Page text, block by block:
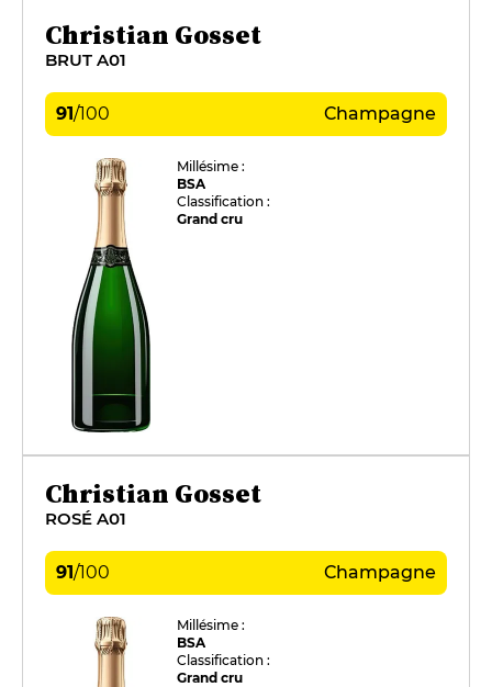
Christian Gosset
BRUT A01
91/100 Champagne
Millésime :
BSA
Classification :
Grand cru
Christian Gosset
ROSÉ A01
91/100 Champagne
Millésime :
BSA
Classification :
Grand cru